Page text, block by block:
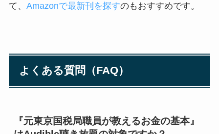
て、 Amazonで最新刊を探すのもおすすめです。
よくある質問（FAQ）
『元東京国税局職員が教えるお金の基本』